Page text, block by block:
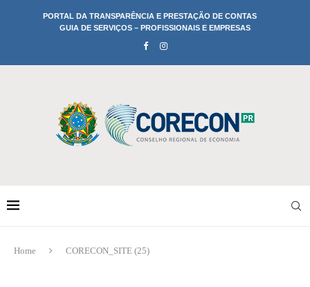
PORTAL DA TRANSPARÊNCIA E PRESTAÇÃO DE CONTAS
GUIA DE SERVIÇOS – PROFISSIONAIS E EMPRESAS
Home CORECON_SITE (25)